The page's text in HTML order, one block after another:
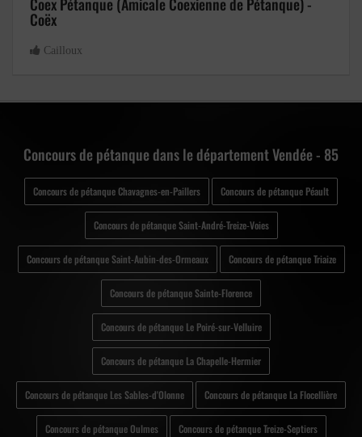
Coex Pétanque (Amicale Coexienne de Pétanque) -
Coëx
Cailloux
Concours de pétanque dans le département Vendée - 85
Concours de pétanque Chavagnes-en-Paillers Concours de pétanque Péault
Concours de pétanque Saint-André-Treize-Voies
Concours de pétanque Saint-Aubin-des-Ormeaux Concours de pétanque Triaize
Concours de pétanque Sainte-Florence
Concours de pétanque Le Poiré-sur-Velluire
Concours de pétanque La Chapelle-Hermier
Concours de pétanque Les Sables-d'Olonne Concours de pétanque La Flocellière
Concours de pétanque Oulmes Concours de pétanque Treize-Septiers